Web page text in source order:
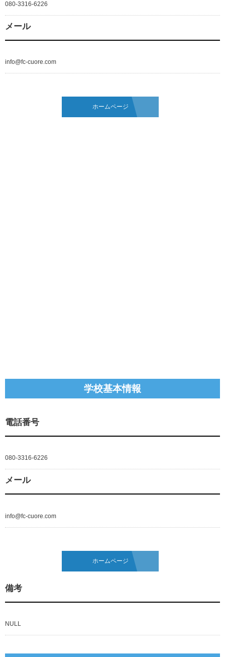
080-3316-6226
メール
info@fc-cuore.com
ホームページ
学校基本情報
電話番号
080-3316-6226
メール
info@fc-cuore.com
ホームページ
備考
NULL